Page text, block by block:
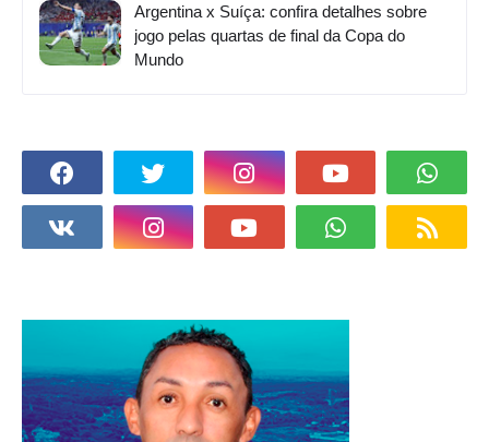
Argentina x Suíça: confira detalhes sobre
jogo pelas quartas de final da Copa do
Mundo